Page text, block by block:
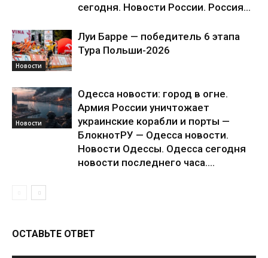
сегодня. Новости России. Россия...
Новости
Луи Барре — победитель 6 этапа
Тура Польши-2026
Новости
Одесса новости: город в огне.
Армия России уничтожает
украинские корабли и порты —
БлокнотРУ — Одесса новости.
Новости Одессы. Одесса сегодня
новости последнего часа....
ОСТАВЬТЕ ОТВЕТ